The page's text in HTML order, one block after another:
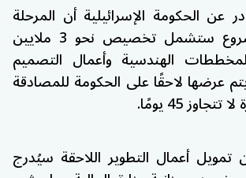
عن الحكومة الإسرائيلية أن المرحلة
الأولى من المشروع ستشمل تخصيص نحو 3 ملايين
الهندسية وأعمال التصميم
عرضها لاحقًا على الحكومة للمصادقة
45 يومًا.
تمويل أعمال التطوير اللاحقة سيُدرج